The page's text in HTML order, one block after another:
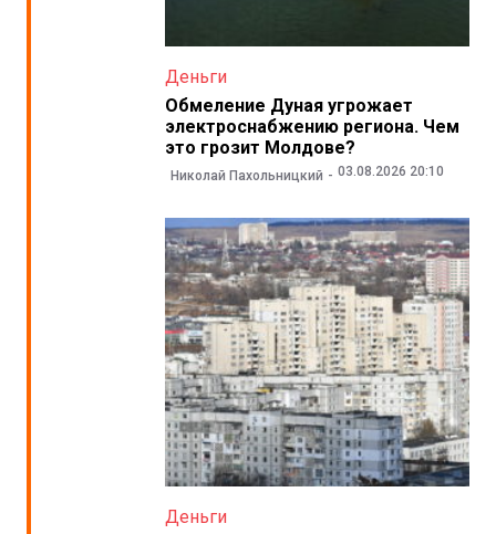
Деньги
Обмеление Дуная угрожает
электроснабжению региона. Чем
это грозит Молдове?
Николай Пахольницкий 03.08.2026 20:10
Деньги